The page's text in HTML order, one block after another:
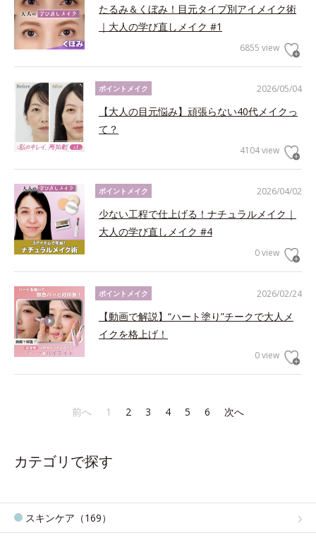
たるみ＆くぼみ！目元タイプ別アイメイク術
｜大人の学び直しメイク #1
6855 view
2026/05/04
ポイントメイク
【大人の目元悩み】頑張らない40代メイクっ
て？
4104 view
2026/04/02
ポイントメイク
少ない工程で仕上げる！ナチュラルメイク｜
大人の学び直しメイク #4
0 view
2026/02/24
ポイントメイク
【動画で解説】“ハート塗り”チークで大人メ
イクを格上げ！
0 view
前へ 1 2 3 4 5 6 次へ
カテゴリで探す
スキンケア（169）